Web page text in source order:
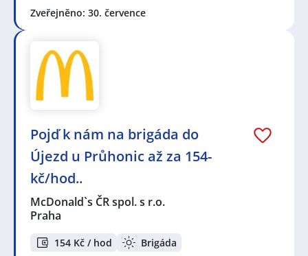
Zveřejněno: 30. července
Pojď k nám na brigáda do
Újezd u Průhonic až za 154-
kč/hod..
McDonald`s ČR spol. s r.o.
Praha
154 Kč / hod Brigáda